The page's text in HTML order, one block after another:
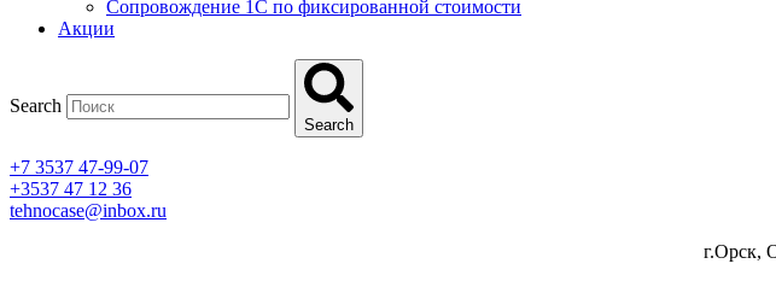
Сопровождение 1С по фиксированной стоимости
Акции
Search
Search
+7 3537 47-99-07
+3537 47 12 36
tehnocase@inbox.ru
г.Орск,